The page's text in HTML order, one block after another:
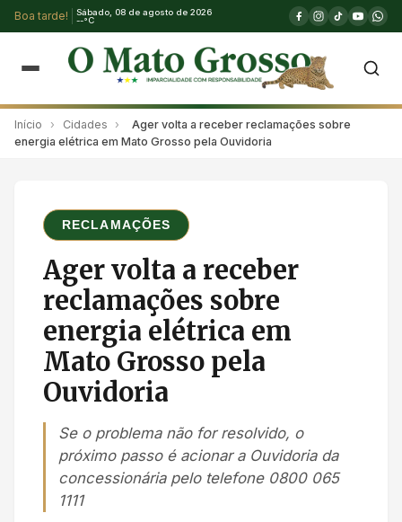
Boa tarde!
Sábado, 08 de agosto de 2026
--°C
Início › Cidades ›
Ager volta a receber reclamações sobre
energia elétrica em Mato Grosso pela Ouvidoria
RECLAMAÇÕES
Ager volta a receber
reclamações sobre
energia elétrica em
Mato Grosso pela
Ouvidoria
Se o problema não for resolvido, o
próximo passo é acionar a Ouvidoria da
concessionária pelo telefone 0800 065
1111